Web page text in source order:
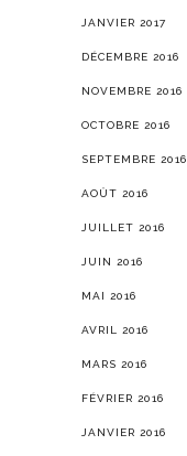
JANVIER 2017
DÉCEMBRE 2016
NOVEMBRE 2016
OCTOBRE 2016
SEPTEMBRE 2016
AOÛT 2016
JUILLET 2016
JUIN 2016
MAI 2016
AVRIL 2016
MARS 2016
FÉVRIER 2016
JANVIER 2016